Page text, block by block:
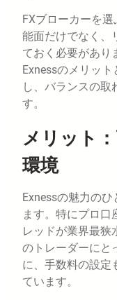
FXブローカーを
能面だけでなく、
ておく必要があり
Exnessのメリッ
し、バランスの取
す。
メリット
環境
Exnessの魅力の
ます。特にプロ口
レッドが業界最狭
のトレーダーにと
に、手数料の設定
ています。